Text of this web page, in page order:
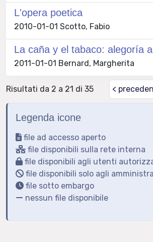
L'opera poetica
2010-01-01 Scotto, Fabio
La caña y el tabaco: alegoría
2011-01-01 Bernard, Margherita
Risultati da 2 a 21 di 35 <
Legenda icone
file ad accesso aperto
file disponibili sulla rete interna
file disponibili agli utenti
file disponibili solo agli
file sotto embargo
nessun file disponibile